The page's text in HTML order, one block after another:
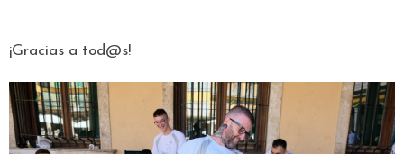
¡Gracias a tod@s!